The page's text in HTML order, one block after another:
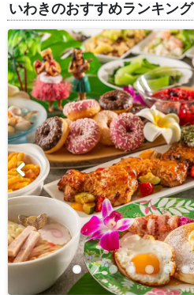
いわきのおすすめランキング